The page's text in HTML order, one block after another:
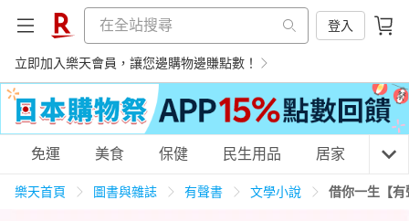
登入
立即加入樂天會員，讓您邊購物邊賺點數！
購物網分類
免運 美食 保健 民生用品 居家 3C
樂天首頁 圖書與雜誌 有聲書 文學小說 借你一生【有